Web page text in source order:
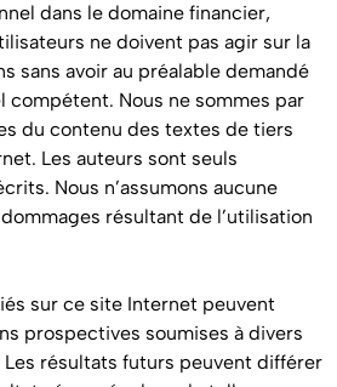
dans le domaine financier,
ne doivent pas agir sur la
sans avoir au préalable demandé
compétent. Nous ne sommes par
du contenu des textes de tiers
Les auteurs sont seuls
Nous n’assumons aucune
résultant de l’utilisation
sur ce site Internet peuvent
prospectives soumises à divers
résultats futurs peuvent différer